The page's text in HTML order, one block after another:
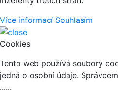
Více informací Souhlasím
Cookies
Tento web používá soubory
jedná o osobní údaje.
......